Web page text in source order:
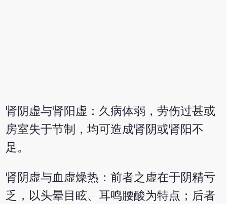
肾阴虚与肾阳虚：久病体弱，劳伤过甚或
房室失于节制，均可造成肾阴或肾阳不
足。
肾阴虚与血虚燥热：前者之虚在于阴精亏
乏，以头晕目眩、耳鸣腰酸为特点；后者